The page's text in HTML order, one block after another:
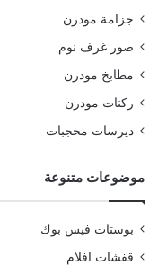
جزامة مودرن
صور غرف نوم
مطابخ مودرن
ركنات مودرن
ديرسات محجبات
موضوعات متنوعة
بوستات فيس بوك
قفشات افلام